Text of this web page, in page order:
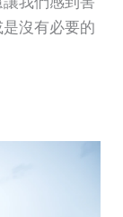
沒有必要的